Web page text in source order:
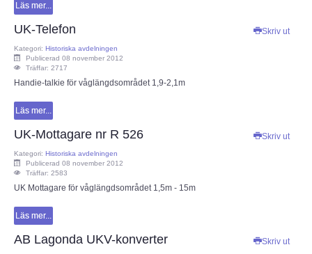
Övrigt
Utbildning - Radioteknik
Utbildning - Telegrafi
Störningar / EMC / EMI
KONTAKT
Läs mer...
Skriv ut
UK-Telefon
Kategori: Historiska avdelningen
Publicerad 08 november 2012
Träffar: 2717
Handie-talkie för våglängdsområdet 1,9-2,1m
Läs mer...
Skriv ut
UK-Mottagare nr R 526
Kategori: Historiska avdelningen
Publicerad 08 november 2012
Träffar: 2583
UK Mottagare för våglängdsområdet 1,5m - 15m
Läs mer...
Skriv ut
AB Lagonda UKV-konverter